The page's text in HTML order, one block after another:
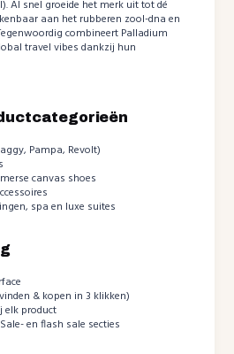
Al snel groeide het merk uit tot dé
aan het rubberen zool-dna en
combineert Palladium
travel vibes dankzij hun
Pampa, Revolt)
canvas shoes
spa en luxe suites
& kopen in 3 klikken)
elk product
en flash sale secties